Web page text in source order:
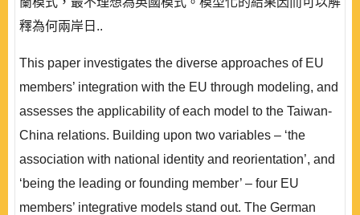
釋為何兩岸日..
This paper investigates the diverse approaches of EU
members’ integration with the EU through modeling, and
assesses the applicability of each model to the Taiwan-
China relations. Building upon two variables – ‘the
association with national identity and reorientation’, and
‘being the leading or founding member’ – four EU
members’ integrative models stand out. The German